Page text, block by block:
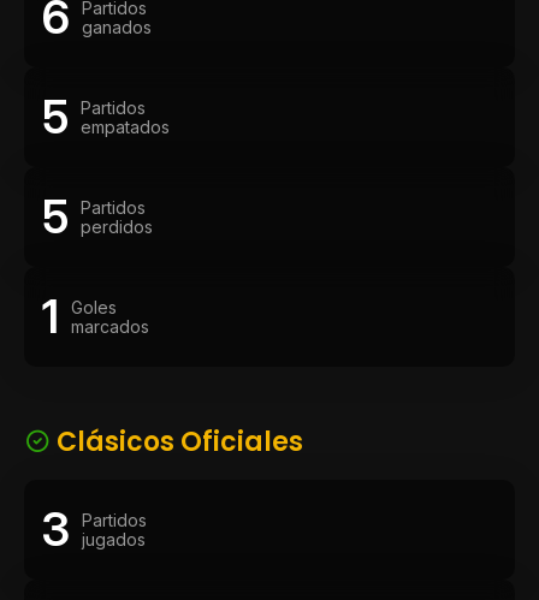
6
Partidos
ganados
5
Partidos
empatados
5
Partidos
perdidos
1
Goles
marcados
Clásicos Oficiales
3
Partidos
jugados